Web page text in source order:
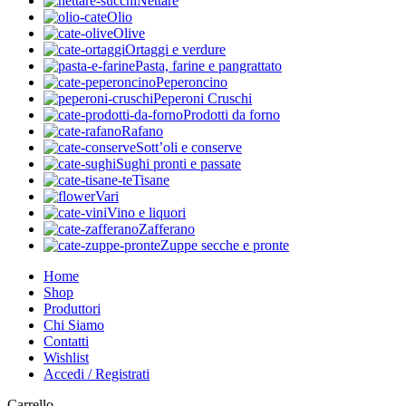
Olio
Olive
Ortaggi e verdure
Pasta, farine e pangrattato
Peperoncino
Peperoni Cruschi
Prodotti da forno
Rafano
Sott’oli e conserve
Sughi pronti e passate
Tisane
Vari
Vino e liquori
Zafferano
Zuppe secche e pronte
Home
Shop
Produttori
Chi Siamo
Contatti
Wishlist
Accedi / Registrati